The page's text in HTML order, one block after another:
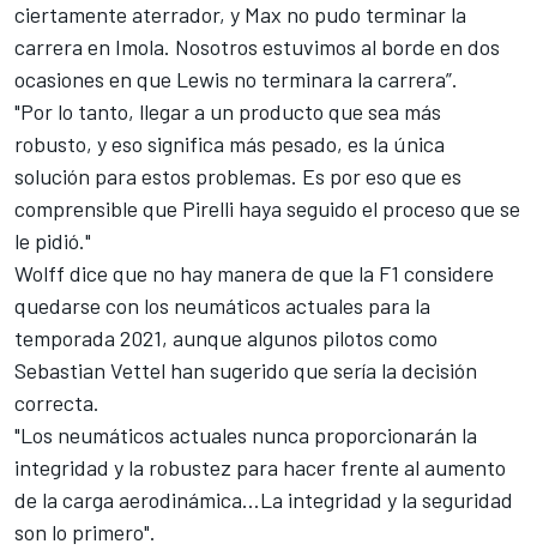
ciertamente aterrador, y Max no pudo terminar la
carrera en Imola. Nosotros estuvimos al borde en dos
ocasiones en que Lewis no terminara la carrera”.
"Por lo tanto, llegar a un producto que sea más
robusto, y eso significa más pesado, es la única
solución para estos problemas. Es por eso que es
comprensible que Pirelli haya seguido el proceso que se
le pidió."
Wolff dice que no hay manera de que la F1 considere
quedarse con los neumáticos actuales para la
temporada 2021, aunque algunos pilotos como
Sebastian Vettel han sugerido que sería la decisión
correcta.
"Los neumáticos actuales nunca proporcionarán la
integridad y la robustez para hacer frente al aumento
de la carga aerodinámica…La integridad y la seguridad
son lo primero".